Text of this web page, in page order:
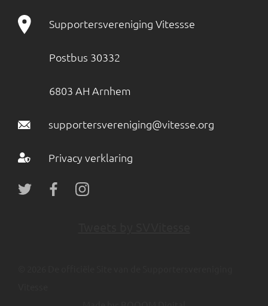
Supportersvereniging Vitessse
Postbus 30332
6803 AH Arnhem
supportersvereniging@vitesse.org
Privacy verklaring